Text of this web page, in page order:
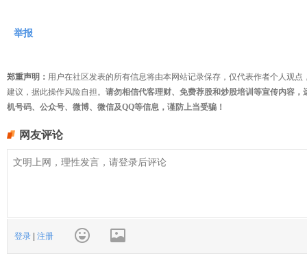
举报
郑重声明： 用户在社区发表的所有信息将由本网站记录保存，仅代表作者个人观
建议，据此操作风险自担。 请勿相信代客理财、免费荐股和炒股培训等宣传内容
机号码、公众号、微博、微信及QQ等信息，谨防上当受骗！
网友评论
登录 注册